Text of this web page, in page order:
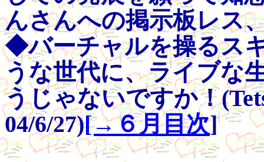
んさんへの掲示板レス
◆バーチャルを操るス
うな世代に、ライブな
うじゃないですか！
04/6/27)[→６月目次]